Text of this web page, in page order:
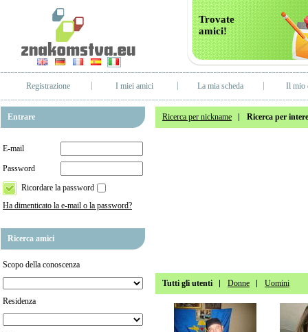
Trovate
amici!
Registrazione I miei amici La mia scheda Il mio
Entrare
E-mail
Password
Ricordare la password
Ha dimenticato la e-mail o la password?
Ricerca amici
Scopo della conoscenza
Residenza
Ricerca per nickname Ricerca per
Tutti gli utenti Donne Uomini